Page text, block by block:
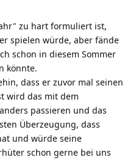
zu hart formuliert ist,
spielen würde, aber fände
schon in diesem Sommer
könnte.
dass er zuvor mal seinen
wird das mit dem
passieren und das
Überzeugung, dass
und würde seine
schon gerne bei uns